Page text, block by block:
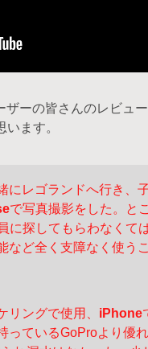
ーの皆さんのレビュ
ます。
レゴランドへ行き、
で写真撮影をした。と
に探してもらわなくて
など全く支障なく使う
ングで使用、 iPhone
っているGoProより優